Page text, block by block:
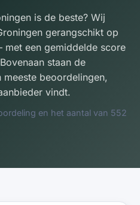
is de beste? Wij
gerangschikt op
met een gemiddelde score
staan de
beoordelingen,
vindt.
en het aantal van 552